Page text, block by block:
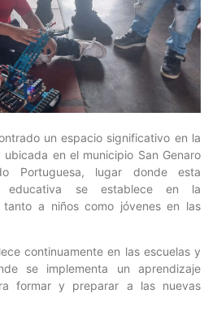
un espacio significativo en la
en el municipio San Genaro
Portuguesa, lugar donde esta
educativa se establece en la
tanto a niños como jóvenes en las
continuamente en las escuelas y
se implementa un aprendizaje
formar y preparar a las nuevas